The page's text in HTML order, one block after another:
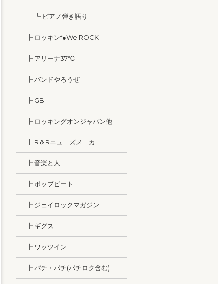
┗ ピアノ弾き語り
┣ ロッキンf●We ROCK
┣ アリーナ37℃
┣ バンドやろうぜ
┣ GB
┣ ロッキングオンジャパン他
┣ R＆Rニューズメーカー
┣ 音楽と人
┣ ポップビート
┣ ジェイロックマガジン
┣ ギグス
┣ ワッツイン
┣ パチ・パチ(パチロク含む)